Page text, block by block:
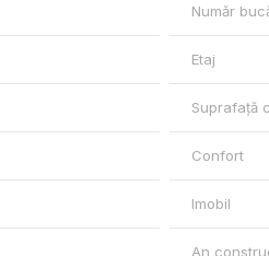
Număr
Etaj
Suprafață
Confort
Imobil
An